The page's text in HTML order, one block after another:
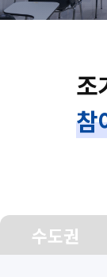
조
참
수도권